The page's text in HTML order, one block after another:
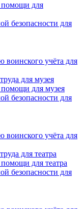
для
безопасности для
учёта для
для музея
для музея
безопасности для
учёта для
для театра
для театра
безопасности для